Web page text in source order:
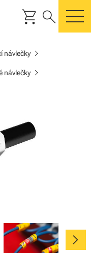
shopping_cart search
návlečkychevron_right
návlečkychevron_right
chevron_right